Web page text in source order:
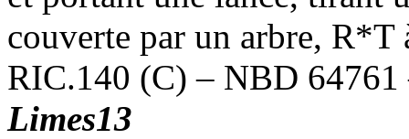
couverte par un arbre, R*T
RIC.140 (C) – NBD
Limes13